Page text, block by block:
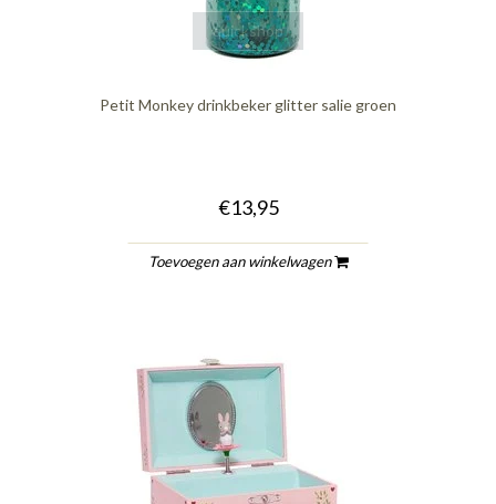
quickshop
Petit Monkey drinkbeker glitter salie groen
€13,95
Toevoegen aan winkelwagen